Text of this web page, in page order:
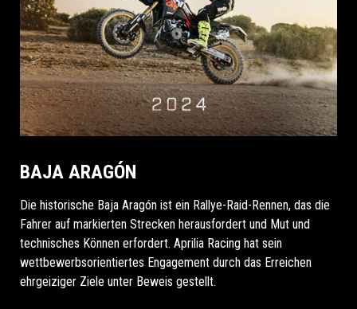
BAJA ARAGÓN
Die historische Baja Aragón ist ein Rallye-Raid-Rennen, das die
Fahrer auf markierten Strecken herausfordert und Mut und
technisches Können erfordert. Aprilia Racing hat sein
wettbewerbsorientiertes Engagement durch das Erreichen
ehrgeiziger Ziele unter Beweis gestellt.